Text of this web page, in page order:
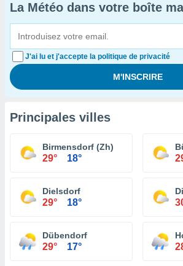
La Météo dans votre boîte
J'ai lu et j'accepte la politique de privacité
Principales villes
Birmensdorf (Zh)
29° 18°
Dielsdorf
29° 18°
Dübendorf
29° 17°